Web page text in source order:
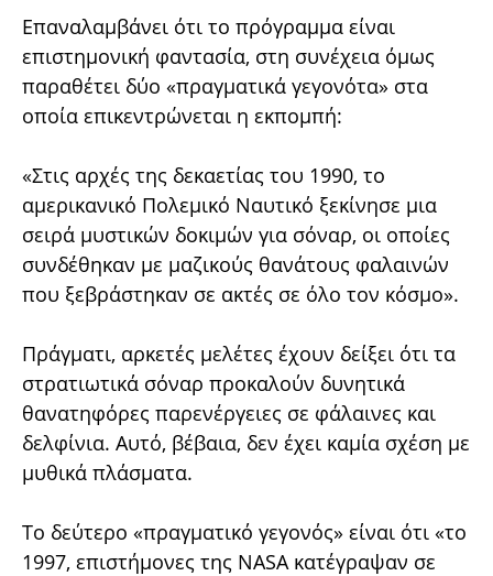
Επαναλαμβάνει ότι το πρόγραμμα είναι
επιστημονική φαντασία, στη συνέχεια όμως
παραθέτει δύο «πραγματικά γεγονότα» στα
οποία επικεντρώνεται η εκπομπή:
«Στις αρχές της δεκαετίας του 1990, το
αμερικανικό Πολεμικό Ναυτικό ξεκίνησε μια
σειρά μυστικών δοκιμών για σόναρ, οι οποίες
συνδέθηκαν με μαζικούς θανάτους φαλαινών
που ξεβράστηκαν σε ακτές σε όλο τον κόσμο».
Πράγματι, αρκετές μελέτες έχουν δείξει ότι τα
στρατιωτικά σόναρ προκαλούν δυνητικά
θανατηφόρες παρενέργειες σε φάλαινες και
δελφίνια. Αυτό, βέβαια, δεν έχει καμία σχέση με
μυθικά πλάσματα.
Το δεύτερο «πραγματικό γεγονός» είναι ότι «το
1997, επιστήμονες της NASA κατέγραψαν σε